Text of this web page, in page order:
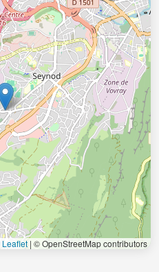
Leaflet | © OpenStreetMap contributors